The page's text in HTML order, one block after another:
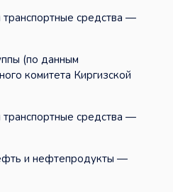
средства —
(по данным
комитета Киргизской
средства —
и нефтепродукты —